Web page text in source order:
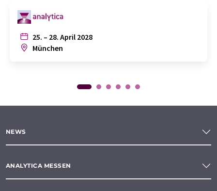
25. – 28. April 2028
München
NEWS
ANALYTICA MESSEN